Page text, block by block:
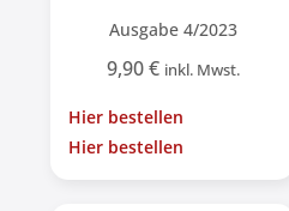
Ausgabe 4/2023
9,90€ inkl. Mwst.
Hier bestellen
Hier bestellen